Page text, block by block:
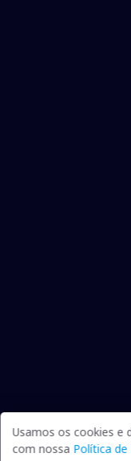
Usamos os cookies e
com nossa Política de